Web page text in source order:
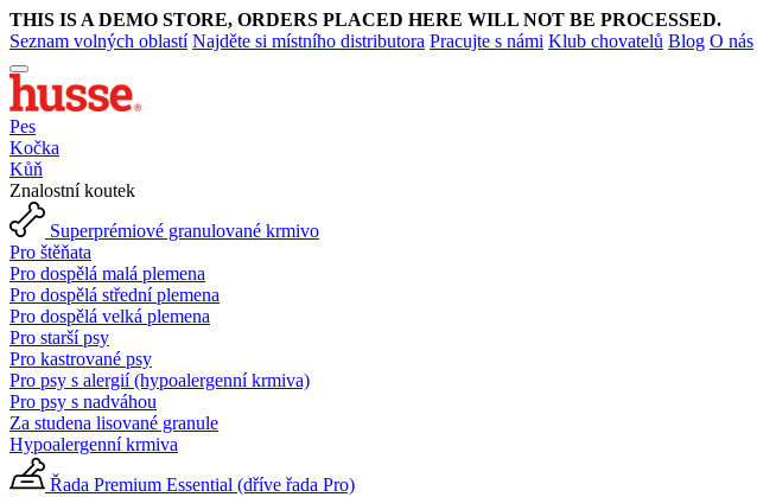
THIS IS A DEMO STORE, ORDERS PLACED HERE WILL NOT BE PROCESSED.
Seznam volných oblastí Najděte si místního distributora Pracujte s námi Klub chovatelů Blog O nás
Pes
Kočka
Kůň
Znalostní koutek
Superprémiové granulované krmivo
Pro štěňata
Pro dospělá malá plemena
Pro dospělá střední plemena
Pro dospělá velká plemena
Pro starší psy
Pro kastrované psy
Pro psy s alergií (hypoalergenní krmiva)
Pro psy s nadváhou
Za studena lisované granule
Hypoalergenní krmiva
Řada Premium Essential (dříve řada Pro)